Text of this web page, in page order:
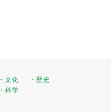
・文化
・歴史
・科学